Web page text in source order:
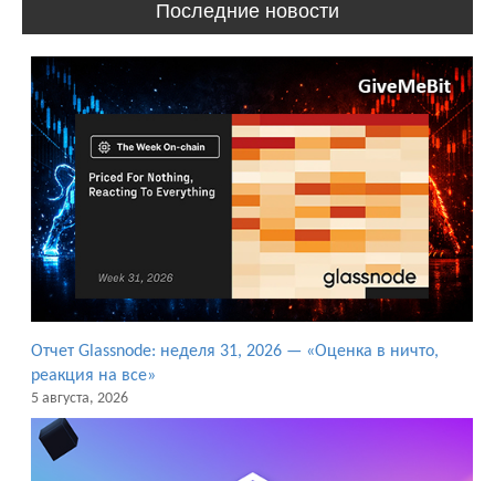
Последние новости
Отчет Glassnode: неделя 31, 2026 — «Оценка в ничто,
реакция на все»
5 августа, 2026